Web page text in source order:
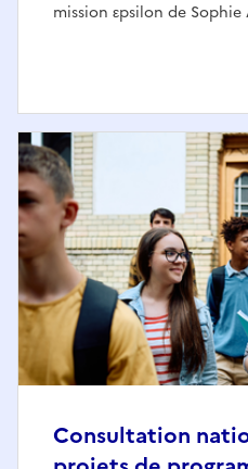
mission εpsilon de Sophie
Consultation